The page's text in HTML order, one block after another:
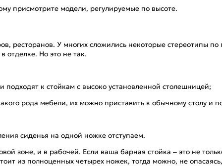
присмотрите модели, регулируемые по высоте.
ресторанов. У многих сложились некоторые стереотипы
отделке. Но это не так.
подходят к стойкам с высоко установленной столешницей;
рода мебели, их можно приставить к обычному столу и
сиденья на одной ножке отступаем.
зоне, и в рабочей. Если ваша барная стойка – это не
из полноценных четырех ножек, тогда можно, не